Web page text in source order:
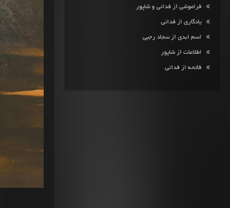
فراموشی از فدائی و شاپور
یادگاری از فدائی
اسم ابدی از سجاد رجبی
اطلاعات از شاپور
فاتحه از فدائی